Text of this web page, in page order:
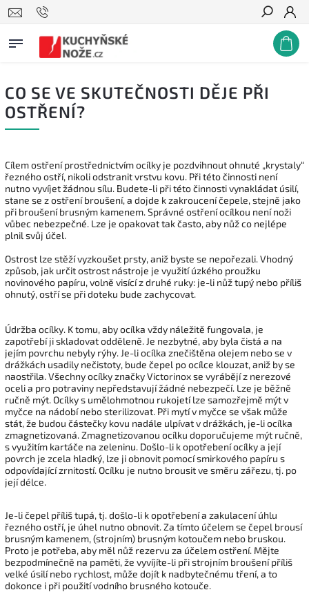
Hledat
CO SE VE SKUTEČNOSTI DĚJE PŘI
OSTŘENÍ?
Cílem ostření prostřednictvím ocílky je pozdvihnout ohnuté „krystaly“
řezného ostří, nikoli odstranit vrstvu kovu. Při této činnosti není
nutno vyvíjet žádnou sílu. Budete-li při této činnosti vynakládat úsilí,
stane se z ostření broušení, a dojde k zakroucení čepele, stejně jako
při broušení brusným kamenem. Správné ostření ocílkou není noži
vůbec nebezpečné. Lze je opakovat tak často, aby nůž co nejlépe
plnil svůj účel.
Ostrost lze stěží vyzkoušet prsty, aniž byste se nepořezali. Vhodný
způsob, jak určit ostrost nástroje je využití úzkého proužku
novinového papíru, volně visící z druhé ruky: je-li nůž tupý nebo příliš
ohnutý, ostří se při doteku bude zachycovat.
Údržba ocílky. K tomu, aby ocílka vždy náležitě fungovala, je
zapotřebí ji skladovat odděleně. Je nezbytné, aby byla čistá a na
jejím povrchu nebyly rýhy. Je-li ocílka znečištěna olejem nebo se v
drážkách usadily nečistoty, bude čepel po ocílce klouzat, aniž by se
naostřila. Všechny ocílky značky Victorinox se vyrábějí z nerezové
oceli a pro potraviny nepředstavují žádné nebezpečí. Lze je běžně
ručně mýt. Ocílky s umělohmotnou rukojetí lze samozřejmě mýt v
myčce na nádobí nebo sterilizovat. Při mytí v myčce se však může
stát, že budou částečky kovu nadále ulpívat v drážkách, je-li ocílka
zmagnetizovaná. Zmagnetizovanou ocílku doporučujeme mýt ručně,
s využitím kartáče na zeleninu. Došlo-li k opotřebení ocílky a její
povrch je zcela hladký, lze ji obnovit pomocí smirkového papíru s
odpovídající zrnitostí. Ocílku je nutno brousit ve směru zářezu, tj. po
její délce.
Je-li čepel příliš tupá, tj. došlo-li k opotřebení a zakulacení úhlu
řezného ostří, je úhel nutno obnovit. Za tímto účelem se čepel brousí
brusným kamenem, (strojním) brusným kotoučem nebo bruskou.
Proto je potřeba, aby měl nůž rezervu za účelem ostření. Mějte
bezpodmínečně na paměti, že vyvíjíte-li při strojním broušení příliš
velké úsilí nebo rychlost, může dojít k nadbytečnému tření, a to
dokonce i při použití vodního brusného kotouče.